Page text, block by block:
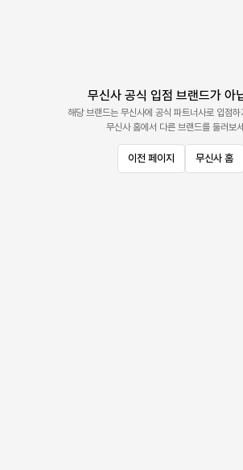
무신사 공식 입점 브랜드가 아
해당 브랜드는 무신사에 공식 파트너사로 입점하
무신사 홈에서 다른 브랜드를 둘러보
이전 페이지 무신사 홈